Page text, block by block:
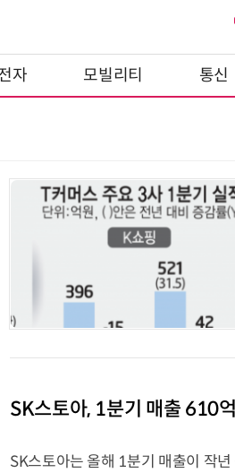
자 모빌리티 통신
SK스토아, 1분기 매출 610
SK스토아는 올해 1분기 매출이 작